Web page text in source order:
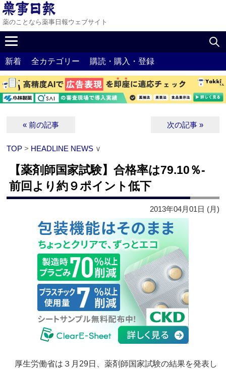
薬のことなら薬事日報ウェブサイト
新着 全カテゴリー 購読・購入・登録
« 前の記事 次の記事 »
TOP > HEADLINE NEWS ∨
【薬剤師国家試験】合格率は79.10％‐
前回より約９ポイント低下
2013年04月01日 (月)
厚生労働省は３月29日、薬剤師国家試験の結果を発表し